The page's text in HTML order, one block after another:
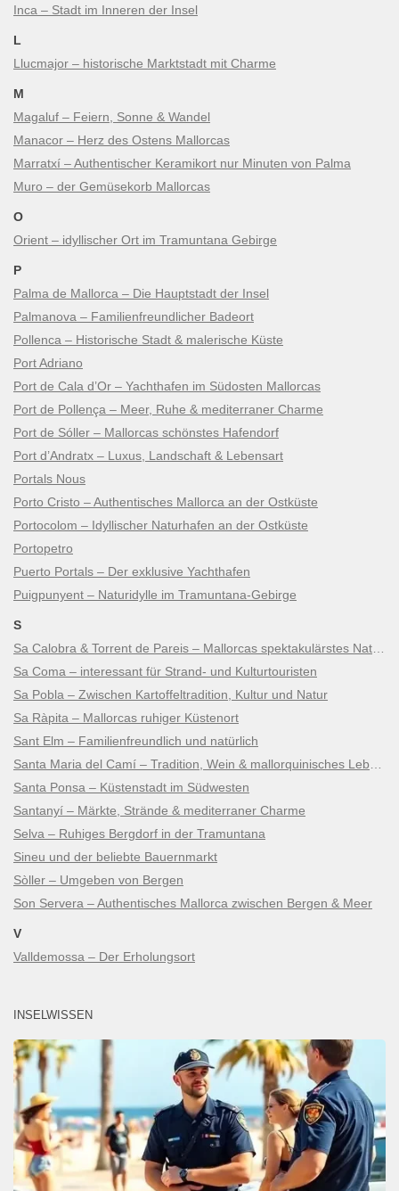
Inca – Stadt im Inneren der Insel
L
Llucmajor – historische Marktstadt mit Charme
M
Magaluf – Feiern, Sonne & Wandel
Manacor – Herz des Ostens Mallorcas
Marratxí – Authentischer Keramikort nur Minuten von Palma
Muro – der Gemüsekorb Mallorcas
O
Orient – idyllischer Ort im Tramuntana Gebirge
P
Palma de Mallorca – Die Hauptstadt der Insel
Palmanova – Familienfreundlicher Badeort
Pollenca – Historische Stadt & malerische Küste
Port Adriano
Port de Cala d’Or – Yachthafen im Südosten Mallorcas
Port de Pollença – Meer, Ruhe & mediterraner Charme
Port de Sóller – Mallorcas schönstes Hafendorf
Port d’Andratx – Luxus, Landschaft & Lebensart
Portals Nous
Porto Cristo – Authentisches Mallorca an der Ostküste
Portocolom – Idyllischer Naturhafen an der Ostküste
Portopetro
Puerto Portals – Der exklusive Yachthafen
Puigpunyent – Naturidylle im Tramuntana-Gebirge
S
Sa Coma – interessant für Strand- und Kulturtouristen
Sa Pobla – Zwischen Kartoffeltradition, Kultur und Natur
Sa Ràpita – Mallorcas ruhiger Küstenort
Sant Elm – Familienfreundlich und natürlich
Santa Ponsa – Küstenstadt im Südwesten
Santanyí – Märkte, Strände & mediterraner Charme
Selva – Ruhiges Bergdorf in der Tramuntana
Sineu und der beliebte Bauernmarkt
Sòller – Umgeben von Bergen
Son Servera – Authentisches Mallorca zwischen Bergen & Meer
V
Valldemossa – Der Erholungsort
INSELWISSEN